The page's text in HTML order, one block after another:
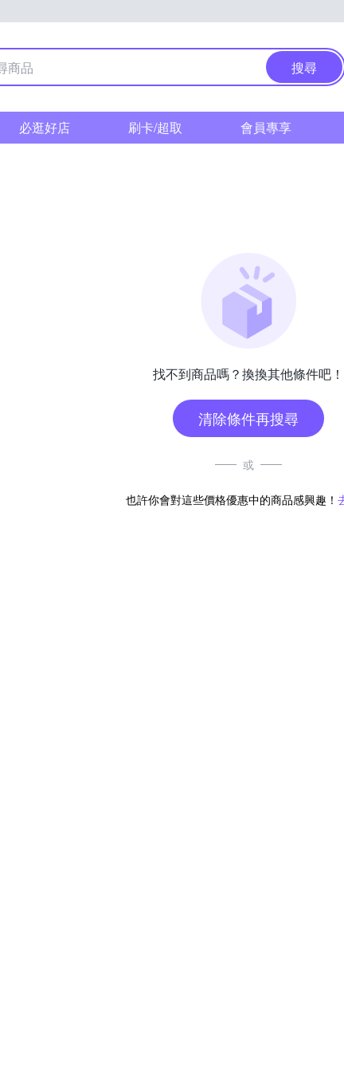
搜尋
必逛好店 刷卡/超取 會員專享
找不到商品嗎？換換其他條件吧！
清除條件再搜尋
或
也許你會對這些價格優惠中的商品感興趣！